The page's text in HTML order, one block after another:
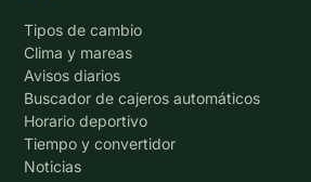
Tipos de cambio
Clima y mareas
Avisos diarios
Buscador de cajeros automáticos
Horario deportivo
Tiempo y convertidor
Noticias